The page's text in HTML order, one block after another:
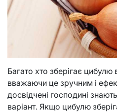
Багато хто зберігає
вважаючи це зручним і
досвідчені господині
варіант. Якщо цибулю